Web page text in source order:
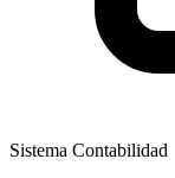
Sistema Contabilidad